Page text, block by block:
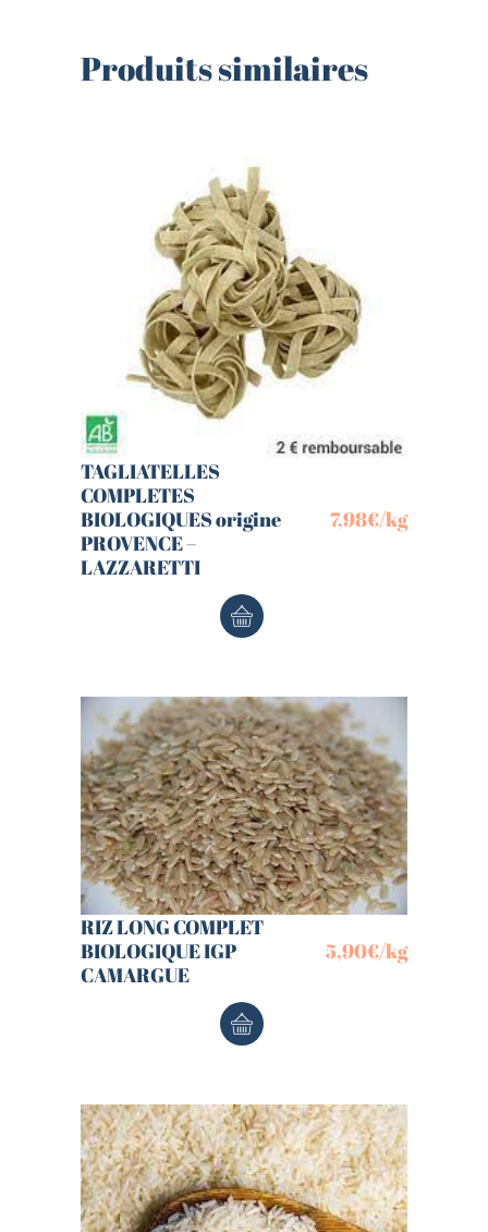
Produits similaires
TAGLIATELLES
COMPLETES
BIOLOGIQUES origine
PROVENCE –
LAZZARETTI
7,98€/kg
RIZ LONG COMPLET
BIOLOGIQUE IGP
CAMARGUE
5,90€/kg